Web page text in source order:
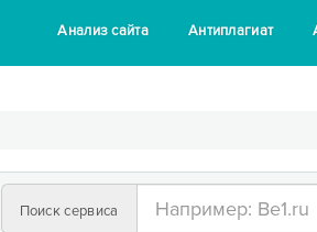
Анализ сайта Антиплагиат
Поиск сервиса